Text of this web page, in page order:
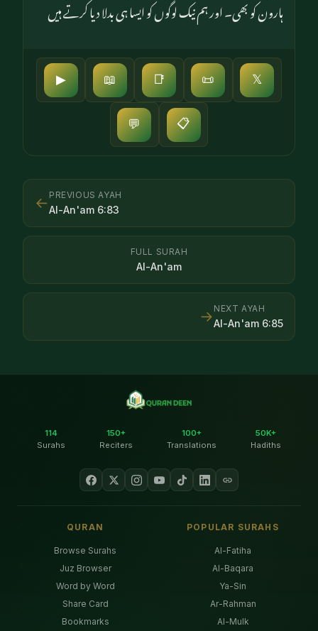
ہارون کو بھی۔ اور ہم نیک لوگوں کو ایسا ہی بدلا دیا کرتے ہیں
▶ 📖 📑 📜 𝕏
💬 📋
← PREVIOUS AYAH
Al-An'am 6:83
FULL SURAH
Al-An'am
NEXT AYAH
Al-An'am 6:85
→
114
Surahs
150+
Reciters
100+
Translations
50K+
Hadiths
QURAN
Browse Surahs
Juz Browser
Word by Word
Share Card
Bookmarks
POPULAR SURAHS
Al-Fatiha
Al-Baqara
Ya-Sin
Ar-Rahman
Al-Mulk